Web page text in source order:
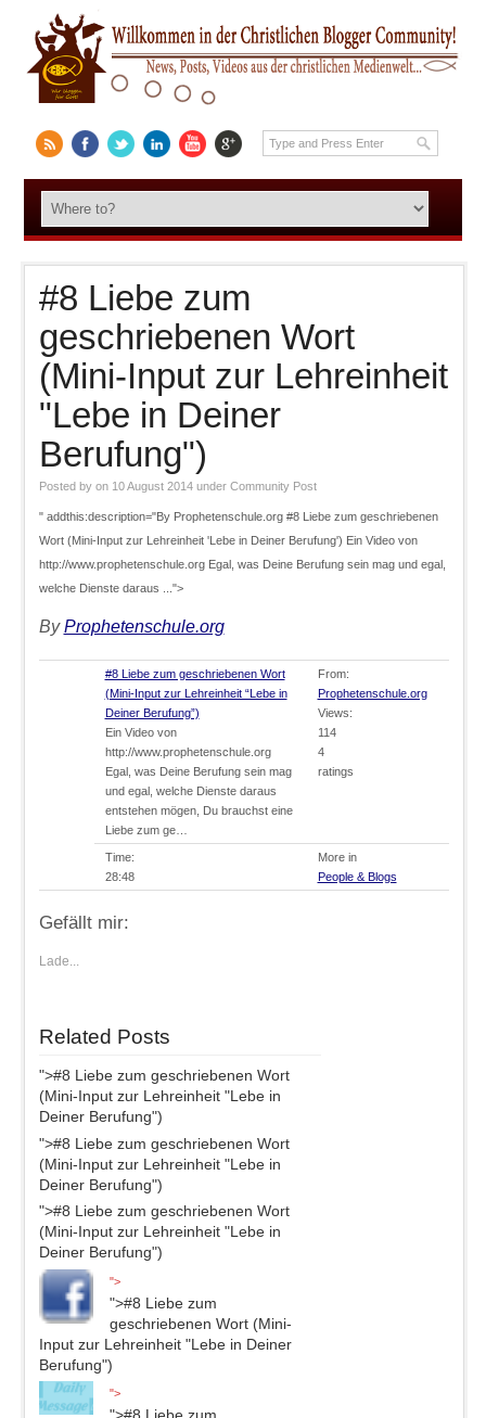
#8 Liebe zum
geschriebenen Wort
(Mini-Input zur Lehreinheit
"Lebe in Deiner
Berufung")
Posted by on 10 August 2014 under Community Post
" addthis:description="By Prophetenschule.org #8 Liebe zum geschriebenen
Wort (Mini-Input zur Lehreinheit 'Lebe in Deiner Berufung') Ein Video von
http://www.prophetenschule.org Egal, was Deine Berufung sein mag und egal,
welche Dienste daraus ...">
ByProphetenschule.org
#8 Liebe zum geschriebenen Wort
(Mini-Input zur Lehreinheit “Lebe in
Deiner Berufung”)
Ein Video von
http://www.prophetenschule.org
Egal, was Deine Berufung sein mag
und egal, welche Dienste daraus
entstehen mögen, Du brauchst eine
Liebe zum ge…
From:
Prophetenschule.org
Views:
114
4
ratings
Time:
28:48
More in
People & Blogs
Gefällt mir:
Lade...
Related Posts
">#8 Liebe zum geschriebenen Wort
(Mini-Input zur Lehreinheit "Lebe in
Deiner Berufung")
">#8 Liebe zum geschriebenen Wort
(Mini-Input zur Lehreinheit "Lebe in
Deiner Berufung")
">#8 Liebe zum geschriebenen Wort
(Mini-Input zur Lehreinheit "Lebe in
Deiner Berufung")
">
">#8 Liebe zum
geschriebenen Wort (Mini-
Input zur Lehreinheit "Lebe in Deiner
Berufung")
">